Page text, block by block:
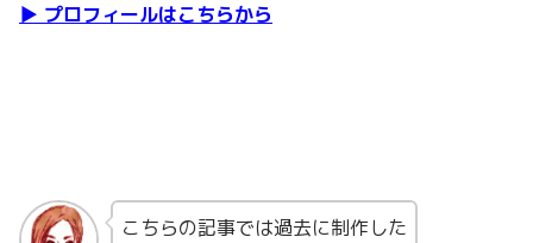
▶︎ プロフィールはこちらから
こちらの記事では過去に制作した